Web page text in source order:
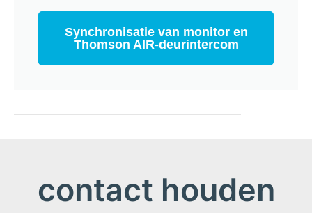
Synchronisatie van monitor en
Thomson AIR-deurintercom
contact houden